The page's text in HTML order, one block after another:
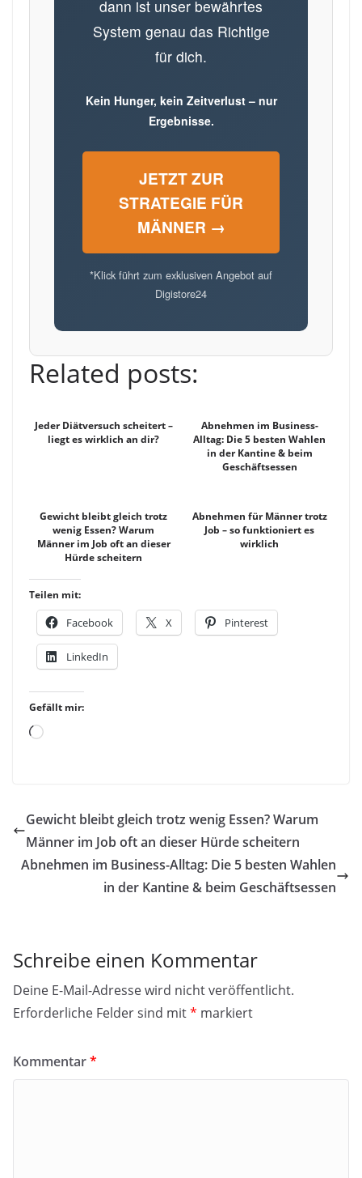
dann ist unser bewährtes
System genau das Richtige
für dich.
Kein Hunger, kein Zeitverlust – nur
Ergebnisse.
JETZT ZUR
STRATEGIE FÜR
MÄNNER →
*Klick führt zum exklusiven Angebot auf
Digistore24
Related posts:
Jeder Diätversuch scheitert –
liegt es wirklich an dir?
Abnehmen im Business-
Alltag: Die 5 besten Wahlen
in der Kantine & beim
Geschäftsessen
Gewicht bleibt gleich trotz
wenig Essen? Warum
Männer im Job oft an dieser
Hürde scheitern
Abnehmen für Männer trotz
Job – so funktioniert es
wirklich
Teilen mit:
Facebook X Pinterest
LinkedIn
Gefällt mir:
Wird
Gewicht bleibt gleich trotz wenig Essen? Warum
Männer im Job oft an dieser Hürde scheitern
Abnehmen im Business-Alltag: Die 5 besten Wahlen
in der Kantine & beim Geschäftsessen
Schreibe einen Kommentar
Deine E-Mail-Adresse wird nicht veröffentlicht.
Erforderliche Felder sind mit* markiert
Kommentar*